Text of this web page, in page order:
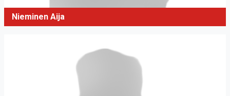
Nieminen Aija